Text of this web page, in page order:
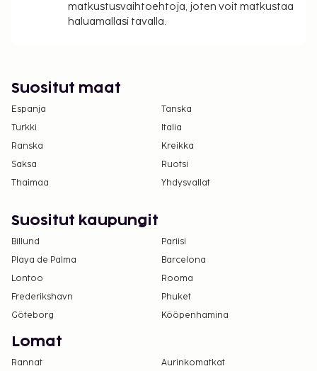
matkustusvaihtoehtoja, joten voit matkustaa
haluamallasi tavalla.
Suositut maat
Espanja
Tanska
Turkki
Italia
Ranska
Kreikka
Saksa
Ruotsi
Thaimaa
Yhdysvallat
Suositut kaupungit
Billund
Pariisi
Playa de Palma
Barcelona
Lontoo
Rooma
Frederikshavn
Phuket
Göteborg
Kööpenhamina
Lomat
Rannat
Aurinkomatkat